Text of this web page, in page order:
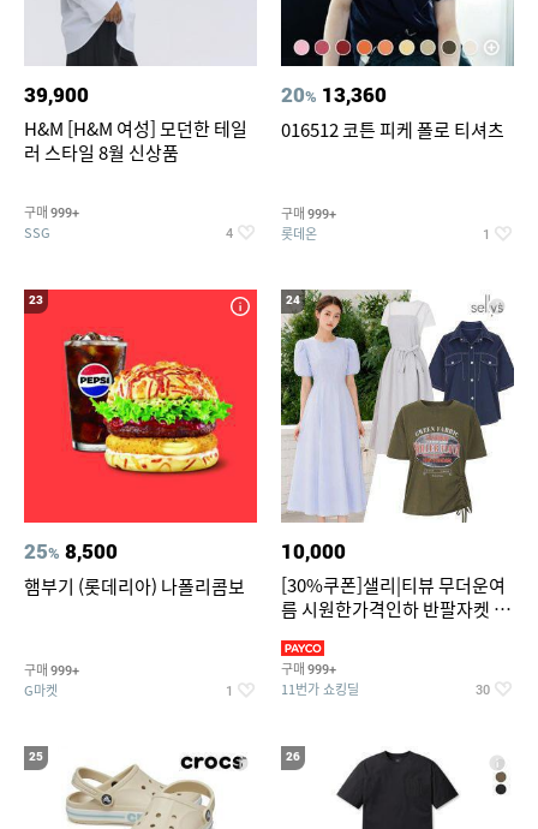
39,900
H&M [H&M 여성] 모던한 테일
러 스타일 8월 신상품
구매 999+
SSG 4
20% 13,360
016512 코튼 피케 폴로 티셔츠
구매 999+
롯데온 1
23
25% 8,500
햄부기 (롯데리아) 나폴리콤보
구매 999+
G마켓 1
24
10,000
[30%쿠폰]샐리|티뷰 무더운여
름 시원한가격인하 반팔자켓 1
구매 999+
11번가 쇼킹딜 30
25 26